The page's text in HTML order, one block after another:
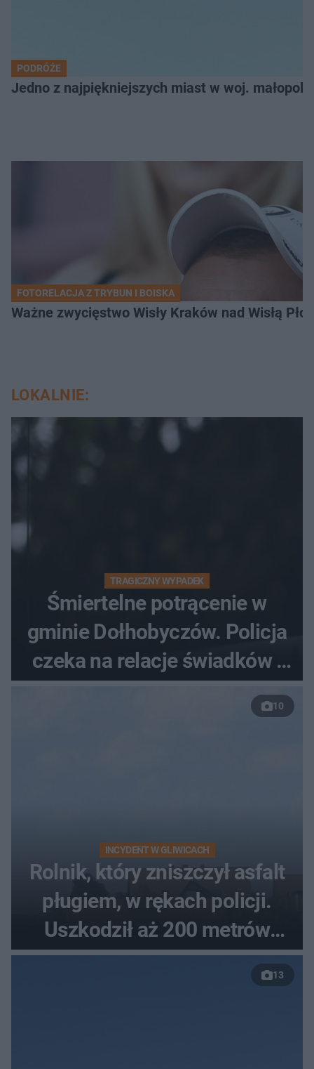
PODRÓŻE
Jedno z najpiękniejszych miast w woj.
FOTORELACJA Z TRYBUN I BOISKA
Ważne zwycięstwo Wisły Kraków nad Wisłą
LOKALNIE:
TRAGICZNY WYPADEK
Śmiertelne potrącenie w
gminie Dołhobyczów. Policja
czeka na relacje świadków i
nagrania z kamer
10
INCYDENT W GLIWICACH
Rolnik, który zniszczył asfalt
pługiem, w rękach policji.
Uszkodził aż 200 metrów
nowej drogi
13